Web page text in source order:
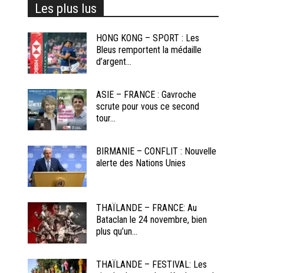
Les plus lus
HONG KONG – SPORT : Les
Bleus remportent la médaille
d’argent...
ASIE – FRANCE : Gavroche
scrute pour vous ce second
tour...
BIRMANIE – CONFLIT : Nouvelle
alerte des Nations Unies
THAÏLANDE – FRANCE: Au
Bataclan le 24 novembre, bien
plus qu’un...
THAÏLANDE – FESTIVAL: Les